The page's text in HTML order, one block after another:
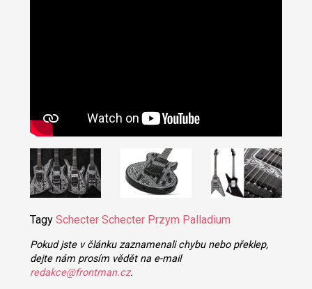
Tagy Schecter Schecter Przym Palladium
Pokud jste v článku zaznamenali chybu nebo překlep,
dejte nám prosím vědět na e-mail
redakce@frontman.cz.